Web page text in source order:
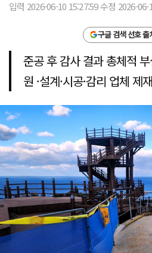
입력 2026-06-10 15:27:59 수정 2026-06-
구글 검색 선호 출
준공 후 감사 결과 총체적
원 ·설계·시공·감리 업체 제